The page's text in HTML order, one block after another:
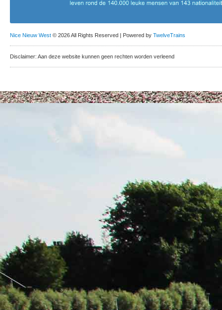
Nice Nieuw West © 2026 All Rights Reserved | Powered by TwelveTrains
Disclaimer: Aan deze website kunnen geen rechten worden verleend